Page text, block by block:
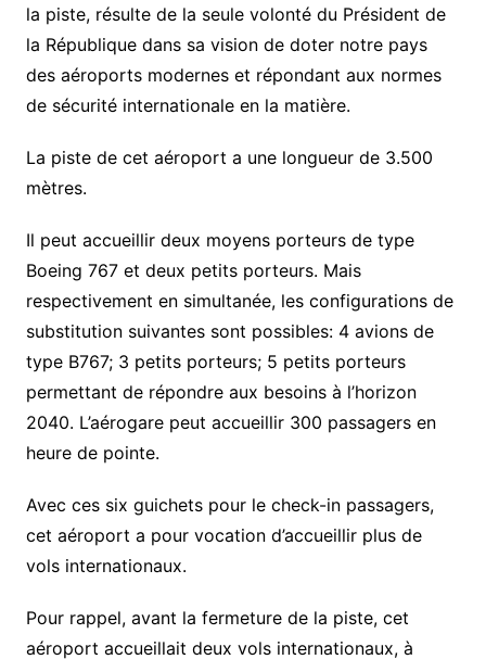
la piste, résulte de la seule volonté du Président de
la République dans sa vision de doter notre pays
des aéroports modernes et répondant aux normes
de sécurité internationale en la matière.
La piste de cet aéroport a une longueur de 3.500
mètres.
Il peut accueillir deux moyens porteurs de type
Boeing 767 et deux petits porteurs. Mais
respectivement en simultanée, les configurations de
substitution suivantes sont possibles: 4 avions de
type B767; 3 petits porteurs; 5 petits porteurs
permettant de répondre aux besoins à l’horizon
2040. L’aérogare peut accueillir 300 passagers en
heure de pointe.
Avec ces six guichets pour le check-in passagers,
cet aéroport a pour vocation d’accueillir plus de
vols internationaux.
Pour rappel, avant la fermeture de la piste, cet
aéroport accueillait deux vols internationaux, à